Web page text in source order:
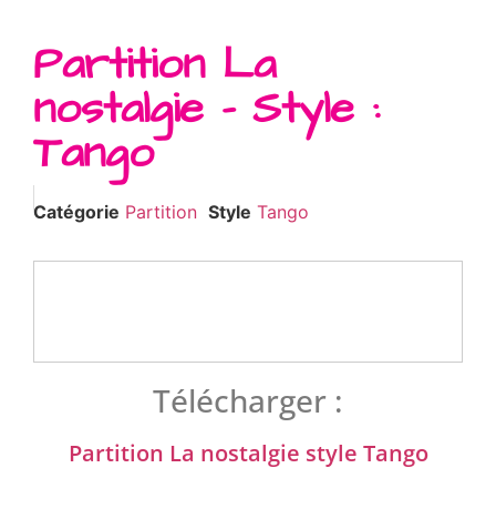
Partition La
nostalgie – Style :
Tango
Catégorie Partition Style Tango
Télécharger :
Partition La nostalgie style Tango